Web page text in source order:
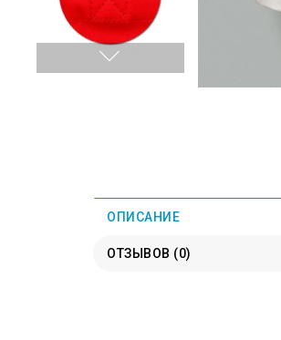
ОПИСАНИЕ
ОТЗЫВОВ (0)